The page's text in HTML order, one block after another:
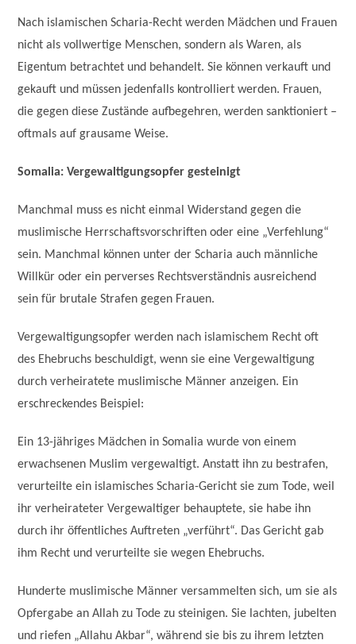
Nach islamischen Scharia-Recht werden Mädchen und Frauen
nicht als vollwertige Menschen, sondern als Waren, als
Eigentum betrachtet und behandelt. Sie können verkauft und
gekauft und müssen jedenfalls kontrolliert werden. Frauen,
die gegen diese Zustände aufbegehren, werden sanktioniert –
oftmals auf grausame Weise.
Somalia: Vergewaltigungsopfer gesteinigt
Manchmal muss es nicht einmal Widerstand gegen die
muslimische Herrschaftsvorschriften oder eine „Verfehlung“
sein. Manchmal können unter der Scharia auch männliche
Willkür oder ein perverses Rechtsverständnis ausreichend
sein für brutale Strafen gegen Frauen.
Vergewaltigungsopfer werden nach islamischem Recht oft
des Ehebruchs beschuldigt, wenn sie eine Vergewaltigung
durch verheiratete muslimische Männer anzeigen. Ein
erschreckendes Beispiel:
Ein 13-jähriges Mädchen in Somalia wurde von einem
erwachsenen Muslim vergewaltigt. Anstatt ihn zu bestrafen,
verurteilte ein islamisches Scharia-Gericht sie zum Tode, weil
ihr verheirateter Vergewaltiger behauptete, sie habe ihn
durch ihr öffentliches Auftreten „verführt“. Das Gericht gab
ihm Recht und verurteilte sie wegen Ehebruchs.
Hunderte muslimische Männer versammelten sich, um sie als
Opfergabe an Allah zu Tode zu steinigen. Sie lachten, jubelten
und riefen „Allahu Akbar“, während sie bis zu ihrem letzten